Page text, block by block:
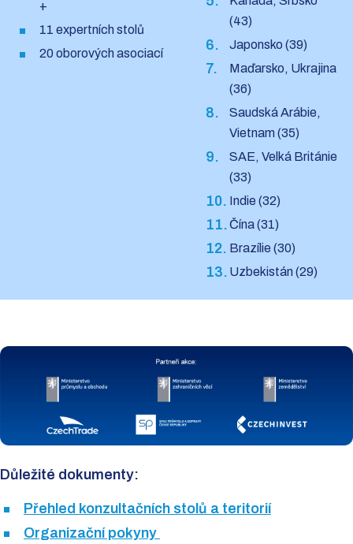
+
11 expertních stolů
20 oborových asociací
(43)
Japonsko (39)
Maďarsko, Ukrajina
(36)
Saudská Arábie,
Vietnam (35)
SAE, Velká Británie
(33)
Indie (32)
Čína (31)
Brazílie (30)
Uzbekistán (29)
Důležité dokumenty:
Přehled konzultačních stolů a teritorií
Organizační pokyny